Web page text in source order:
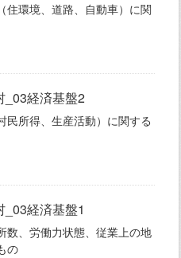
住環境、道路、自動車）に関
_03経済基盤2
民所得、生産活動）に関する
経済基盤1
数、労働力状態、従業上の地
の